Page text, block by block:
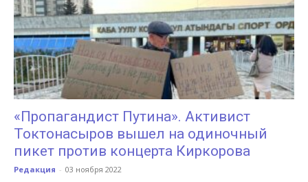
«Пропагандист Путина». Активист
Токтонасыров вышел на одиночный
пикет против концерта Киркорова
Редакция - 03 ноября 2022